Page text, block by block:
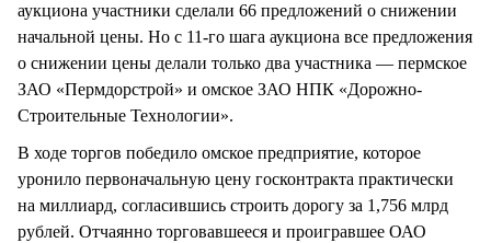
аукциона участники сделали 66 предложений о снижении
начальной цены. Но с 11-го шага аукциона все предложения
о снижении цены делали только два участника — пермское
ЗАО «Пермдорстрой» и омское ЗАО НПК «Дорожно-
Строительные Технологии».
В ходе торгов победило омское предприятие, которое
уронило первоначальную цену госконтракта практически
на миллиард, согласившись строить дорогу за 1,756 млрд
рублей. Отчаянно торговавшееся и проигравшее ОАО